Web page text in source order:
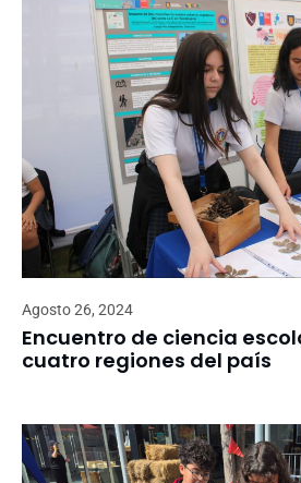
Agosto 26, 2024
Encuentro de ciencia
cuatro regiones del país